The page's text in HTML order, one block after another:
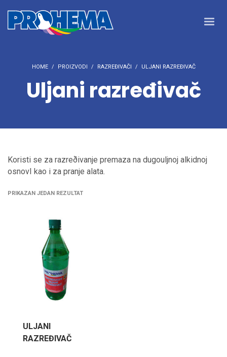
HOME PROIZVODI RAZREĐIVAČI ULJANI RAZREĐIVAČ
Uljani razređivač
Koristi se za razreðivanje premaza na dugouljnoj alkidnoj
osnovI kao i za pranje alata.
PRIKAZAN JEDAN REZULTAT
ULJANI
RAZREĐIVAČ